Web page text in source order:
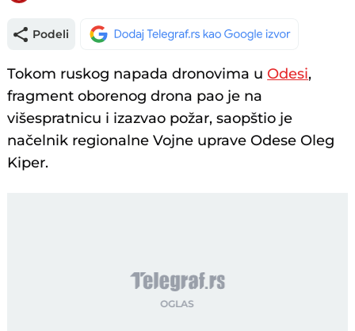
Podeli
Tokom ruskog napada dronovima uOdesi,
fragment oborenog drona pao je na
višespratnicu i izazvao požar, saopštio je
načelnik regionalne Vojne uprave Odese Oleg
Kiper.